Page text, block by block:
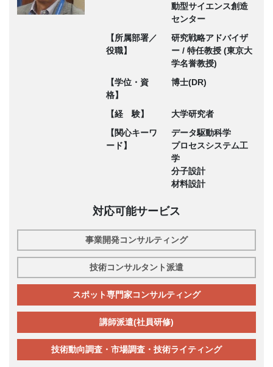
動型サイエンス創造
センター
【所属部署／
役職】
研究戦略アドバイザ
ー / 特任教授 (東京大
学名誉教授)
【学位・資
格】
博士(DR)
【経 験】
大学研究者
【関心キーワ
ード】
データ駆動科学
プロセスシステム工
学
分子設計
材料設計
対応可能サービス
事業開発コンサルティング
技術コンサルタント派遣
スポット専門家コンサルティング
講師派遣(社員研修)
技術動向調査・市場調査・技術ライティング